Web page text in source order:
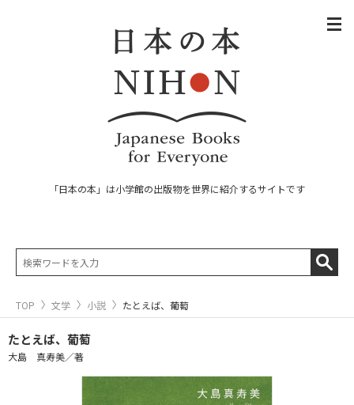
「日本の本」は小学館の出版物を世界に紹介するサイトです
TOP 文学 小説 たとえば、葡萄
たとえば、葡萄
大島 真寿美／著